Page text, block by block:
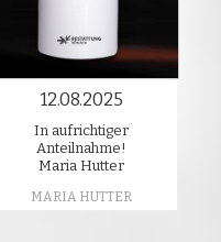
12.08.2025
In aufrichtiger
Anteilnahme!
Maria Hutter
MARIA HUTTER